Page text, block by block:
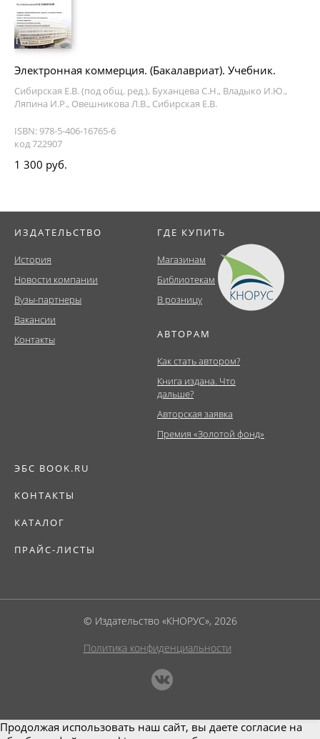
Электронная коммерция. (Бакалавриат). Учебник.
Сибирская Е.В. (под общ. ред.), Буханцева С.Н., Владыко И.Ю.,
Ляпина И.Р., Овешникова Л.В., Сибирская Е.В.
ISBN: 978-5-406-16765-6
код 722907
1 300 руб.
ИЗДАТЕЛЬСТВО
История
Новости компании
Вузы-партнеры
Вакансии
Контакты
ГДЕ КУПИТЬ
Магазинам
Библиотекам
В розницу
АВТОРАМ
Как стать автором?
Книга издана. Что
дальше?
Авторская заявка
Премия «Золотой фонд»
ЭБС BOOK.RU
КОНТАКТЫ
КАТАЛОГ
ПРАЙС-ЛИСТЫ
© Издательство «КНОРУС», 2026
Политика конфиденциальности
Продолжая использовать наш сайт, вы даете согласие на